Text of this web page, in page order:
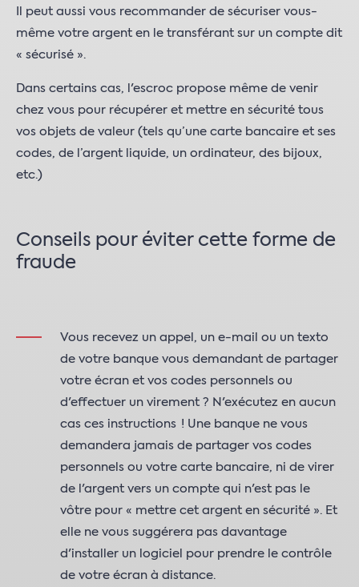
Il peut aussi vous recommander de sécuriser vous-
même votre argent en le transférant sur un compte dit
« sécurisé ».
Dans certains cas, l'escroc propose même de venir
chez vous pour récupérer et mettre en sécurité tous
vos objets de valeur (tels qu’une carte bancaire et ses
codes, de l’argent liquide, un ordinateur, des bijoux,
etc.)
Conseils pour éviter cette forme de
fraude
Vous recevez un appel, un e-mail ou un texto
de votre banque vous demandant de partager
votre écran et vos codes personnels ou
d'effectuer un virement ? N'exécutez en aucun
cas ces instructions ! Une banque ne vous
demandera jamais de partager vos codes
personnels ou votre carte bancaire, ni de virer
de l'argent vers un compte qui n'est pas le
vôtre pour « mettre cet argent en sécurité ». Et
elle ne vous suggérera pas davantage
d'installer un logiciel pour prendre le contrôle
de votre écran à distance.